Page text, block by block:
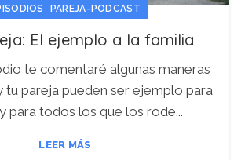
, PAREJA-PODCAST
El ejemplo a la familia
te comentaré algunas maneras
tu pareja pueden ser ejemplo para
para todos los que los rode...
LEER MÁS